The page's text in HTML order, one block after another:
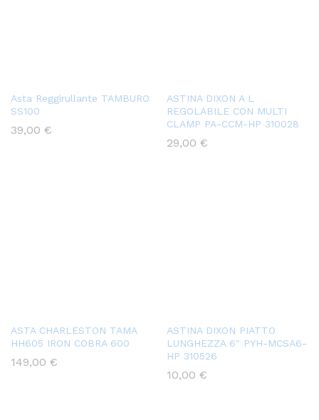
Asta Reggirullante TAMBURO
SS100
39,00 €
ASTINA DIXON A L
REGOLABILE CON MULTI
CLAMP PA-CCM-HP 310028
29,00 €
ASTA CHARLESTON TAMA
HH605 IRON COBRA 600
149,00 €
ASTINA DIXON PIATTO
LUNGHEZZA 6″ PYH-MCSA6-
HP 310526
10,00 €